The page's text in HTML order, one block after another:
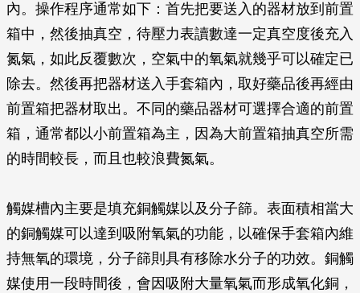
內。操作程序通常如下：首先把要送入的器材放到前置
箱中，然後抽真空，待壓力表讀數達一定真空度後充入
氮氣，如此反覆數次，空氣中的氧氣就幾乎可以確定已
除去。然後再把器材送入手套箱內，取好藥品後再經由
前置箱把器材取出。不同的藥品器材可選擇合適的前置
箱，通常都以小前置箱為主，因為大前置箱抽真空所需
的時間較長，而且也較浪費氮氣。
觸媒槽內主要是填充銅觸媒以及分子篩。表面積相當大
的銅觸媒可以達到吸附氧氣的功能，以確保手套箱內維
持無氧的環境，分子篩則具有移除水分子的功效。銅觸
媒使用一段時間後，會因吸附大量氧氣而形成氧化銅，